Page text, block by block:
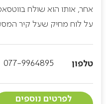
אחר, אותו הוא שולח
על לוח מחיק שעל קיר
טלפון 077-9964895
לפרטים נוספים